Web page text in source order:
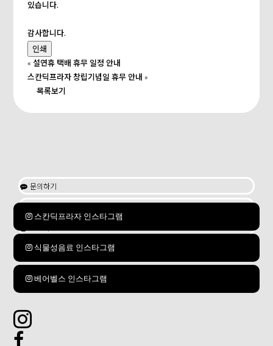
있습니다.
감사합니다.
인쇄
« 설연휴 택배 휴무 일정 안내
스칸딕프라자 창립기념일 휴무 안내 »
목록보기
 문의하기

스칸딕프라자 인스타그램
식물성음료 인스타그램
베어벨스 인스타그램
